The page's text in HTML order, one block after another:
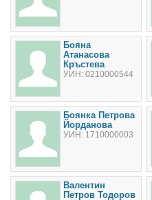
Бояна
Атанасова
Кръстева
УИН: 0210000544
Боянка Петрова
Йорданова
УИН: 1710000003
Валентин
Петров Тодоров